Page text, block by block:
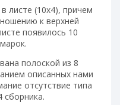
листе (10х4), причем
к верхней
появилось 10
полоской из 8
описанных нами
отсутствие типа
сборника.